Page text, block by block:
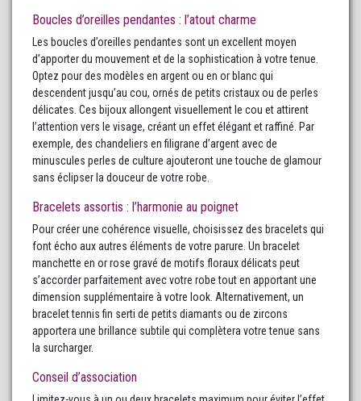
Boucles d’oreilles pendantes : l’atout charme
Les boucles d’oreilles pendantes sont un excellent moyen
d’apporter du mouvement et de la sophistication à votre tenue.
Optez pour des modèles en argent ou en or blanc qui
descendent jusqu’au cou, ornés de petits cristaux ou de perles
délicates. Ces bijoux allongent visuellement le cou et attirent
l’attention vers le visage, créant un effet élégant et raffiné. Par
exemple, des chandeliers en filigrane d’argent avec de
minuscules perles de culture ajouteront une touche de glamour
sans éclipser la douceur de votre robe.
Bracelets assortis : l’harmonie au poignet
Pour créer une cohérence visuelle, choisissez des bracelets qui
font écho aux autres éléments de votre parure. Un bracelet
manchette en or rose gravé de motifs floraux délicats peut
s’accorder parfaitement avec votre robe tout en apportant une
dimension supplémentaire à votre look. Alternativement, un
bracelet tennis fin serti de petits diamants ou de zircons
apportera une brillance subtile qui complètera votre tenue sans
la surcharger.
Conseil d’association